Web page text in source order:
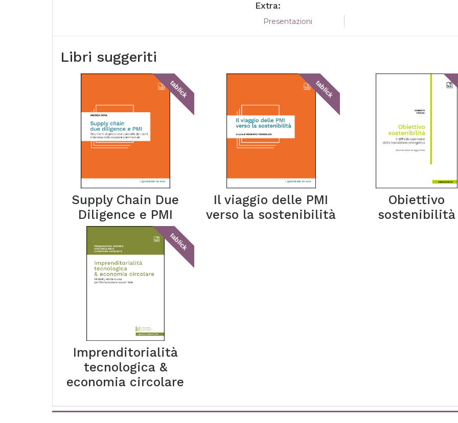
Extra:
Presentazioni
Libri suggeriti
tablick
Supply Chain Due
Diligence e PMI
tablick
Il viaggio delle PMI
verso la sostenibilità
Obiettivo
sostenibilità
tablick
Imprenditorialità
tecnologica &
economia circolare